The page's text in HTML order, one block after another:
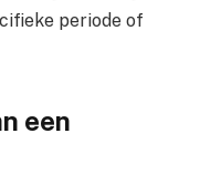
periode of
een